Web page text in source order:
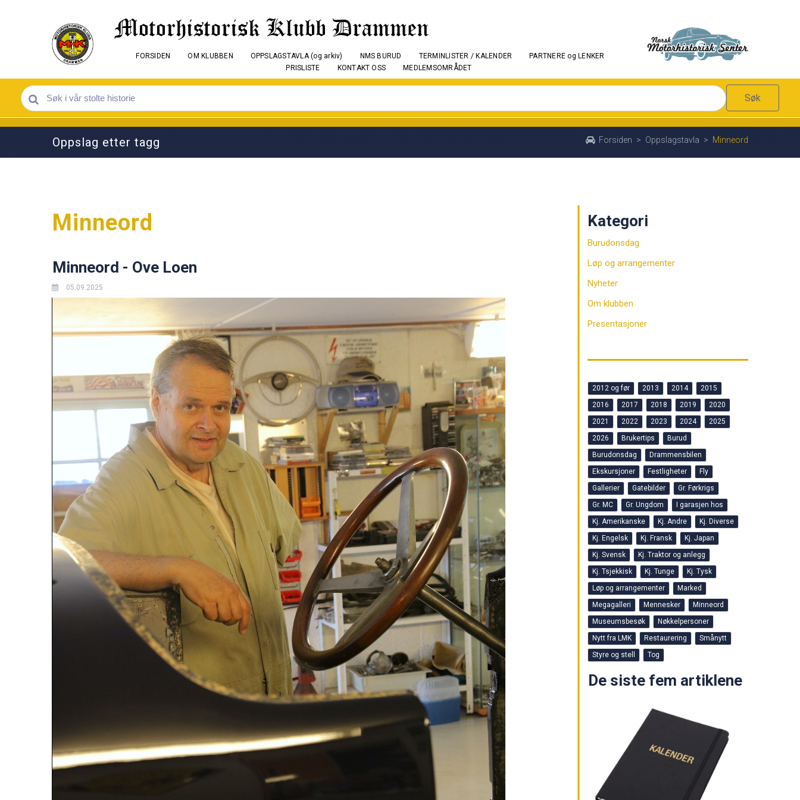
FORSIDEN OM KLUBBEN OPPSLAGSTAVLA (og arkiv) NMS BURUD TERMINLISTER / KALENDER
PARTNERE og LENKER
PRISLISTE
KONTAKT OSS MEDLEMSOMRÅDET
Søk
Oppslag etter tagg Forsiden > Oppslagstavla > Minneord
Minneord
Minneord - Ove Loen
05.09.2025
Kategori
Burudonsdag
Løp og arrangementer
Nyheter
Om klubben
Presentasjoner
2012 og før 2013 2014
2015
2016
2017 2018 2019
2020
2021
2022 2023 2024
2025
2026
Brukertips
Burud
Burudonsdag
Drammensbilen
Ekskursjoner
Festligheter
Fly
Gallerier
Gatebilder
Gr. Førkrigs
Gr. MC
Gr. Ungdom
I garasjen hos
Kj. Amerikanske
Kj. Andre
Kj. Diverse
Kj. Engelsk
Kj. Fransk
Kj. Japan
Kj. Svensk
Kj. Traktor og anlegg
Kj. Tsjekkisk
Kj. Tunge
Kj. Tysk
Løp og arrangementer
Marked
Megagalleri
Mennesker
Minneord
Museumsbesøk
Nøkkelpersoner
Nytt fra LMK
Restaurering
Smånytt
Styre og stell
Tog
De siste fem artiklene